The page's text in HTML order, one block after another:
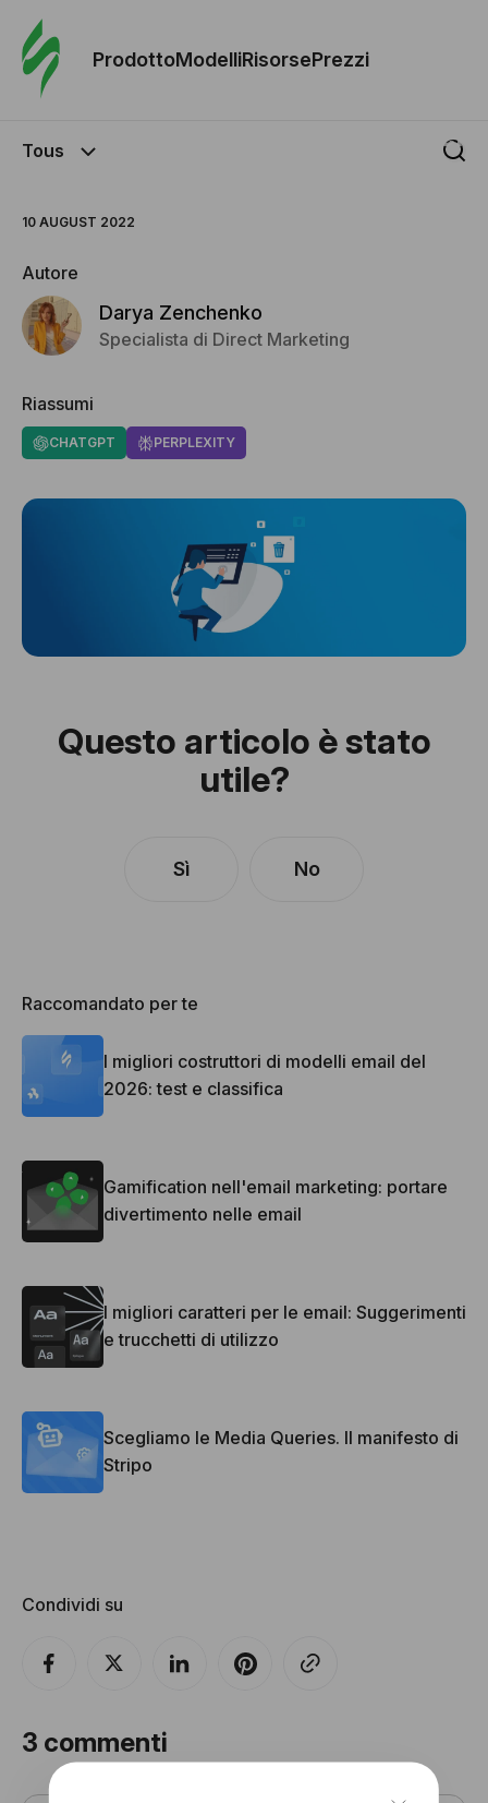
ProdottoModelliRisorsePrezzi
Modelli
Tous
10 AUGUST 2022
Autore
Darya Zenchenko
Specialista di Direct Marketing
Riassumi
CHATGPT PERPLEXITY
Questo articolo è stato
utile?
Sì No
Raccomandato per te
I migliori costruttori di modelli email del
2026: test e classifica
Gamification nell'email marketing: portare
divertimento nelle email
I migliori caratteri per le email: Suggerimenti
e trucchetti di utilizzo
Scegliamo le Media Queries. Il manifesto di
Stripo
Condividi su
3 commenti